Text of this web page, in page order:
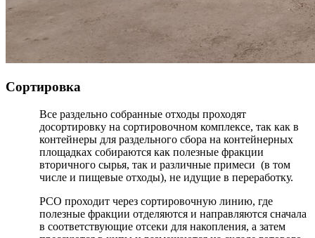
Сортировка
Все раздельно собранные отходы проходят
досортировку на сортировочном комплексе, так как в
контейнеры для раздельного сбора на контейнерных
площадках собираются как полезные фракции
вторичного сырья, так и различные примеси (в том
числе и пищевые отходы), не идущие в переработку.
РСО проходит через сортировочную линию, где
полезные фракции отделяются и направляются сначала
в соответствующие отсеки для накопления, а затем